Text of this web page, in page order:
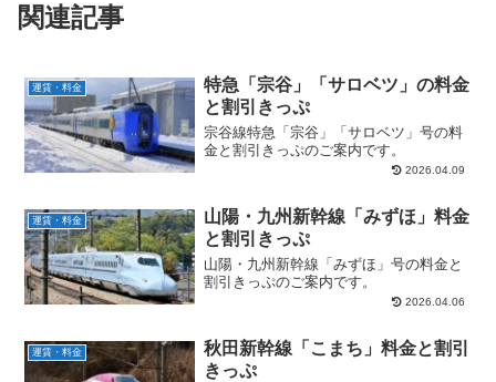
関連記事
運賃・料金
特急「宗谷」「サロベツ」の料金
と割引きっぷ
宗谷線特急「宗谷」「サロベツ」号の料
金と割引きっぷのご案内です。
2026.04.09
運賃・料金
山陽・九州新幹線「みずほ」料金
と割引きっぷ
山陽・九州新幹線「みずほ」号の料金と
割引きっぷのご案内です。
2026.04.06
運賃・料金
秋田新幹線「こまち」料金と割引
きっぷ